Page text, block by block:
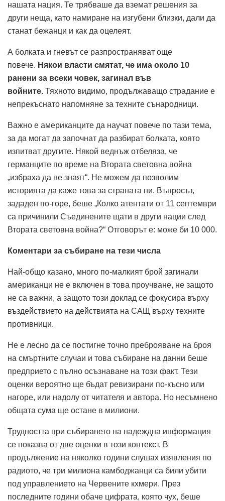
нашата нация. Те трябваше да вземат решения за
други неща, като намиране на изгубени близки, дали да
станат бежанци и как да оцелеят.
А болката и гневът се разпространяват още
повече. Някои власти смятат, че има около 10
ранени за всеки човек, загинал във
войните. Тяхното видимо, продължаващо страдание е
непрекъснато напомняне за техните сънародници.
Важно е американците да научат повече по тази тема,
за да могат да започнат да разбират болката, която
изпитват другите. Някой веднъж отбеляза, че
германците по време на Втората световна война
„избраха да не знаят“. Не можем да позволим
историята да каже това за страната ни. Въпросът,
зададен по-горе, беше „Колко атентати от 11 септември
са причинили Съединените щати в други нации след
Втората световна война?“ Отговорът е: може би 10 000.
Коментари за събиране на тези числа
Най-общо казано, много по-малкият брой загинали
американци не е включен в това проучване, не защото
не са важни, а защото този доклад се фокусира върху
въздействието на действията на САЩ върху техните
противници.
Не е лесно да се постигне точно преброяване на броя
на смъртните случаи и това събиране на данни беше
предприето с пълно осъзнаване на този факт. Тези
оценки вероятно ще бъдат ревизирани по-късно или
нагоре, или надолу от читателя и автора. Но несъмнено
общата сума ще остане в милиони.
Трудността при събирането на надеждна информация
се показва от две оценки в този контекст. В
продължение на няколко години слушах изявления по
радиото, че три милиона камбоджанци са били убити
под управлението на Червените кхмери. През
последните години обаче цифрата, която чух, беше